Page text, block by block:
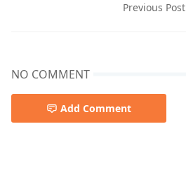
Previous Post
NO COMMENT
Add Comment